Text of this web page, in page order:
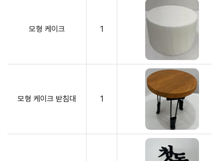
모형 케이크 1
모형 케이크 받침대 1